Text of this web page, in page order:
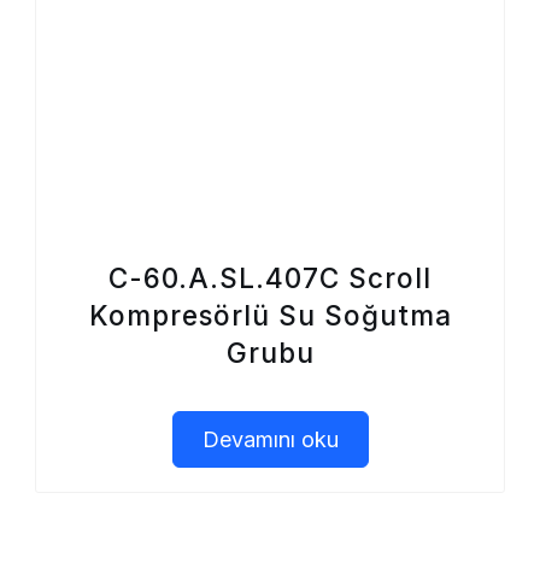
C-60.A.SL.407C Scroll
Kompresörlü Su Soğutma
Grubu
Devamını oku